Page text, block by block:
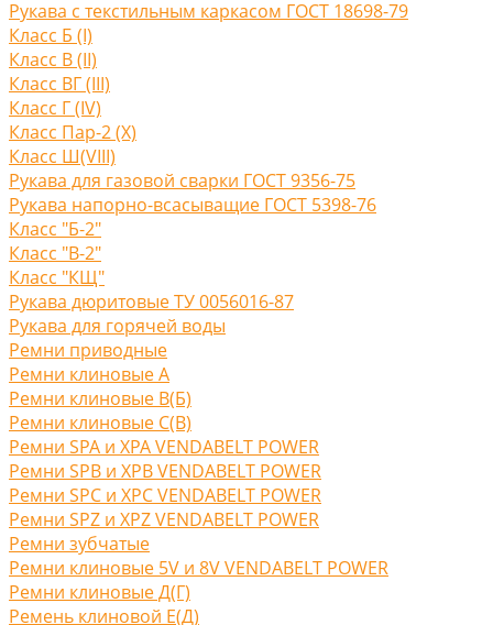
Рукава с текстильным каркасом ГОСТ 18698-79
Класс Б (I)
Класс В (II)
Класс ВГ (III)
Класс Г (IV)
Класс Пар-2 (X)
Класс Ш(VIII)
Рукава для газовой сварки ГОСТ 9356-75
Рукава напорно-всасыващие ГОСТ 5398-76
Класс "Б-2"
Класс "В-2"
Класс "КЩ"
Рукава дюритовые ТУ 0056016-87
Рукава для горячей воды
Ремни приводные
Ремни клиновые A
Ремни клиновые В(Б)
Ремни клиновые С(B)
Ремни SPA и XPA VENDABELT POWER
Ремни SPB и XPB VENDABELT POWER
Ремни SPC и XPC VENDABELT POWER
Ремни SPZ и XPZ VENDABELT POWER
Ремни зубчатые
Ремни клиновые 5V и 8V VENDABELT POWER
Ремни клиновые Д(Г)
Ремень клиновой Е(Д)